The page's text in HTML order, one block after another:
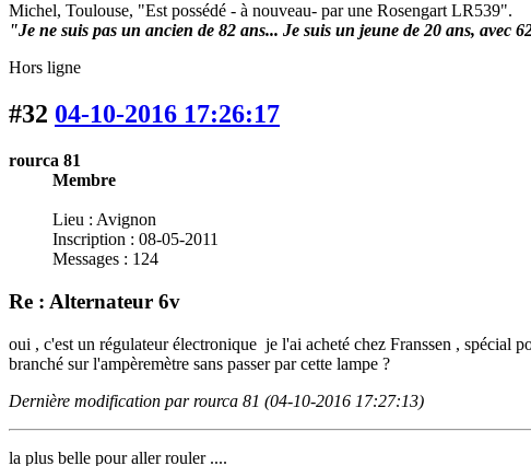
Michel, Toulouse, "Est possédé - à nouveau- par une Rosengart LR539".
"Je ne suis pas un ancien de 82 ans... Je suis un jeune de 20 ans, avec
Hors ligne
#32 04-10-2016 17:26:17
rourca 81
Membre
Lieu : Avignon
Inscription : 08-05-2011
Messages : 124
Re : Alternateur 6v
oui , c'est un régulateur électronique je l'ai acheté chez Franssen , spécial
branché sur l'ampèremètre sans passer par cette lampe ?
Dernière modification par rourca 81 (04-10-2016 17:27:13)
la plus belle pour aller rouler ....